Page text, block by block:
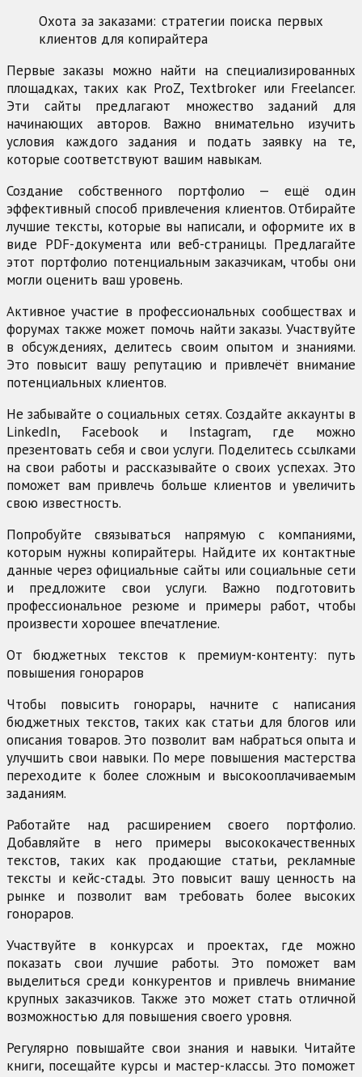
Охота за заказами: стратегии поиска первых
клиентов для копирайтера
Первые заказы можно найти на специализированных
площадках, таких как ProZ, Textbroker или Freelancer.
Эти сайты предлагают множество заданий для
начинающих авторов. Важно внимательно изучить
условия каждого задания и подать заявку на те,
которые соответствуют вашим навыкам.
Создание собственного портфолио — ещё один
эффективный способ привлечения клиентов. Отбирайте
лучшие тексты, которые вы написали, и оформите их в
виде PDF-документа или веб-страницы. Предлагайте
этот портфолио потенциальным заказчикам, чтобы они
могли оценить ваш уровень.
Активное участие в профессиональных сообществах и
форумах также может помочь найти заказы. Участвуйте
в обсуждениях, делитесь своим опытом и знаниями.
Это повысит вашу репутацию и привлечёт внимание
потенциальных клиентов.
Не забывайте о социальных сетях. Создайте аккаунты в
LinkedIn, Facebook и Instagram, где можно
презентовать себя и свои услуги. Поделитесь ссылками
на свои работы и рассказывайте о своих успехах. Это
поможет вам привлечь больше клиентов и увеличить
свою известность.
Попробуйте связываться напрямую с компаниями,
которым нужны копирайтеры. Найдите их контактные
данные через официальные сайты или социальные сети
и предложите свои услуги. Важно подготовить
профессиональное резюме и примеры работ, чтобы
произвести хорошее впечатление.
От бюджетных текстов к премиум-контенту: путь
повышения гонораров
Чтобы повысить гонорары, начните с написания
бюджетных текстов, таких как статьи для блогов или
описания товаров. Это позволит вам набраться опыта и
улучшить свои навыки. По мере повышения мастерства
переходите к более сложным и высокооплачиваемым
заданиям.
Работайте над расширением своего портфолио.
Добавляйте в него примеры высококачественных
текстов, таких как продающие статьи, рекламные
тексты и кейс-стады. Это повысит вашу ценность на
рынке и позволит вам требовать более высоких
гонораров.
Участвуйте в конкурсах и проектах, где можно
показать свои лучшие работы. Это поможет вам
выделиться среди конкурентов и привлечь внимание
крупных заказчиков. Также это может стать отличной
возможностью для повышения своего уровня.
Регулярно повышайте свои знания и навыки. Читайте
книги, посещайте курсы и мастер-классы. Это поможет